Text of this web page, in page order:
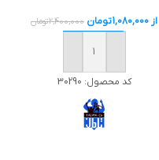
از1,080,000تومان 2,400,000تومان
خرید
کد محصول: 30290